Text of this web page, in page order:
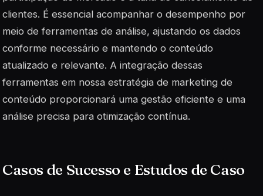
clientes. É essencial acompanhar o desempenho por
meio de ferramentas de análise, ajustando os dados
conforme necessário e mantendo o conteúdo
atualizado e relevante. A integração dessas
ferramentas em nossa estratégia de marketing de
conteúdo proporcionará uma gestão eficiente e uma
análise precisa para otimização contínua.
Casos de Sucesso e Estudos de Caso